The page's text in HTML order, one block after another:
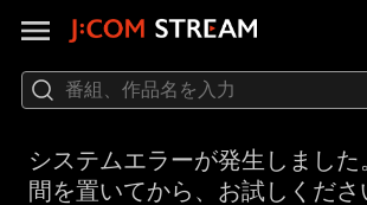
システムエラーが発生しまし
間を置いてから、お試しくだ